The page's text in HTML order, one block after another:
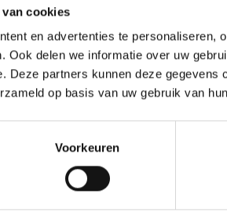
cookies
en advertenties te personaliseren,
Ook delen we informatie over uw
Deze partners kunnen deze
op basis van uw gebruik van
Voorkeuren